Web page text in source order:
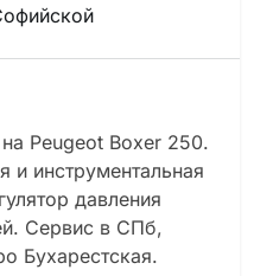
на Peugeot Boxer 250.
и инструментальная
давления
Сервис в СПб,
Бухарестская.